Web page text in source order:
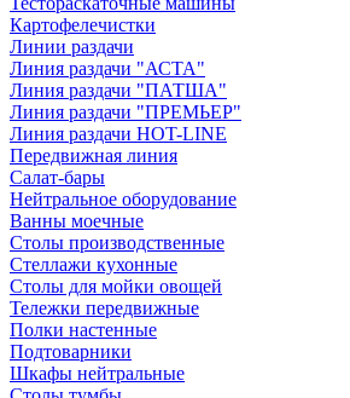
Картофелечистки
Линии раздачи
Линия раздачи "АСТА"
Линия раздачи "ПАТША"
Линия раздачи "ПРЕМЬЕР"
Линия раздачи HOT-LINE
Передвижная линия
Салат-бары
Нейтральное оборудование
Ванны моечные
Столы производственные
Стеллажи кухонные
Столы для мойки овощей
Тележки передвижные
Полки настенные
Подтоварники
Шкафы нейтральные